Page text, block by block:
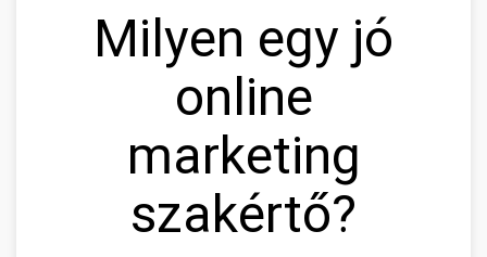
Milyen egy jó
online
marketing
szakértő?